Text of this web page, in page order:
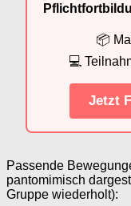
📦
💻
Jetzt
Passende
pantomimisch
Gruppe wiederholt):